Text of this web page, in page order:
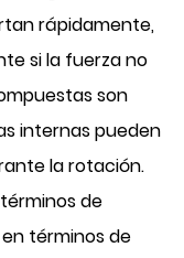
rápidamente,
si la fuerza no
son
internas pueden
la rotación.
de
términos de